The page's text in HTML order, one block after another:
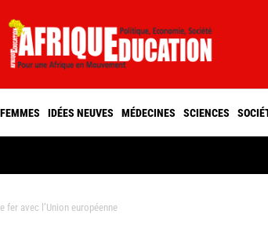
FEMMES IDÉES NEUVES MÉDECINES SCIENCES
fer avec l’Union européenne